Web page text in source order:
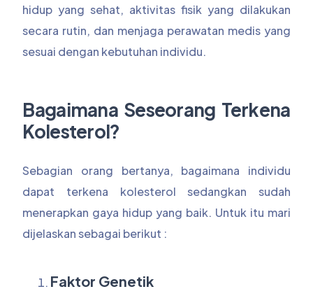
hidup yang sehat, aktivitas fisik yang dilakukan
secara rutin, dan menjaga perawatan medis yang
sesuai dengan kebutuhan individu.
Bagaimana Seseorang Terkena
Kolesterol?
Sebagian orang bertanya, bagaimana individu
dapat terkena kolesterol sedangkan sudah
menerapkan gaya hidup yang baik. Untuk itu mari
dijelaskan sebagai berikut :
Faktor Genetik